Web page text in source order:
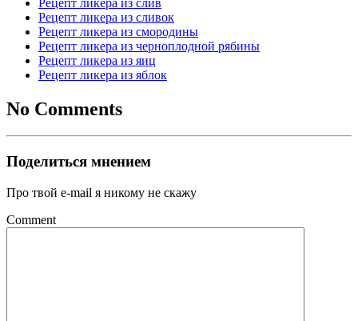
Рецепт ликера из сливок
Рецепт ликера из смородины
Рецепт ликера из черноплодной рябины
Рецепт ликера из яиц
Рецепт ликера из яблок
No Comments
Поделиться мнением
Про твой e-mail я никому не скажу
Comment